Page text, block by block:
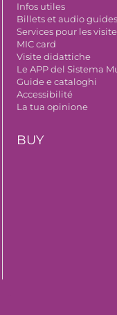
Infos utiles
Billets et audio guides
Services pour les
MIC card
Visite didattiche
Le APP del Sistema
Guide e cataloghi
Accessibilité
La tua opinione
BUY